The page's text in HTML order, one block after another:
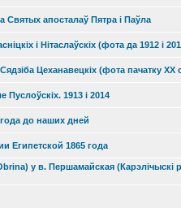
Святых апосталаў Пятра і Паўла
і Нітаслаўскіх (фота да 1912 і
Цеханавецкіх (фота пачатку XX
Пуслоўскіх. 1913 і 2014
до наших дней
Египетской 1865 года
у в. Першамайская (Карэлічыскі